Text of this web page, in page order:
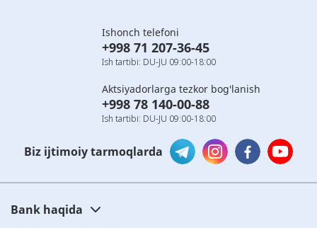
Ishonch telefoni
+998 71 207-36-45
Ish tartibi: DU-JU 09:00-18:00
Aktsiyadorlarga tezkor bog'lanish
+998 78 140-00-88
Ish tartibi: DU-JU 09:00-18:00
Biz ijtimoiy tarmoqlarda
Bank haqida